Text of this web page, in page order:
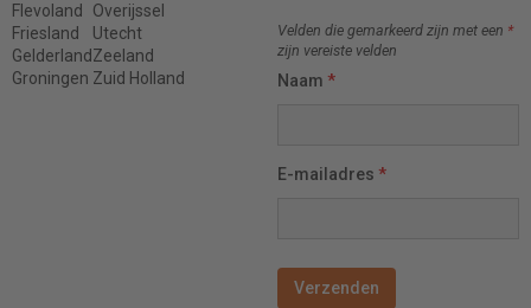
Flevoland
Friesland
Gelderland
Groningen
Overijssel
Utecht
Zeeland
Zuid Holland
Velden die gemarkeerd zijn met een *
zijn vereiste velden
Naam *
E-mailadres *